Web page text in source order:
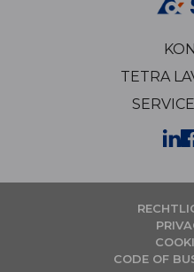
TETRA
CODE OF